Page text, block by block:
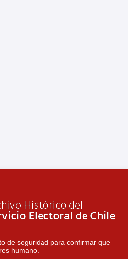
de seguridad para confirmar que
humano.